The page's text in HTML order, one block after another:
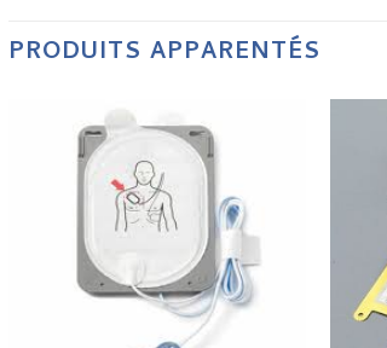
PRODUITS APPARENTÉS